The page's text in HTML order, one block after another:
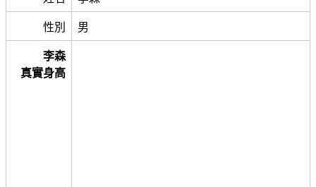
性別 男
李森
真實身高